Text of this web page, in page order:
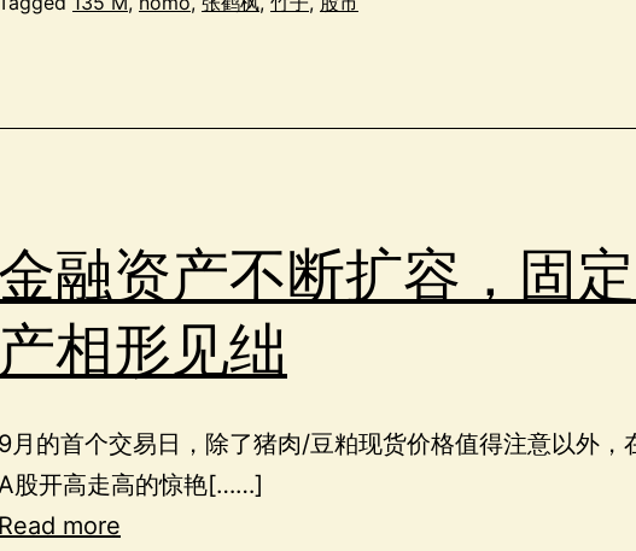
金融资产不断扩容，固
产相形见绌
9月的首个交易日，除了猪肉/豆粕现货价格值得注意以外，
股开高走高的惊艳[……]
Read more